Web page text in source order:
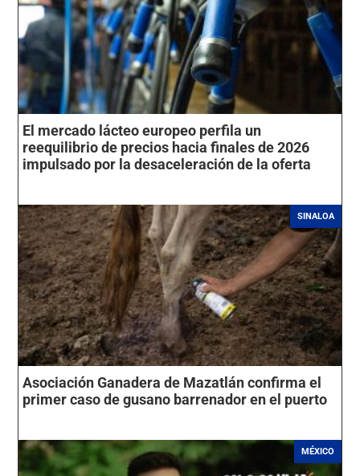
El mercado lácteo europeo perfila un
reequilibrio de precios hacia finales de 2026
impulsado por la desaceleración de la oferta
SINALOA
Asociación Ganadera de Mazatlán confirma el
primer caso de gusano barrenador en el puerto
MÉXICO